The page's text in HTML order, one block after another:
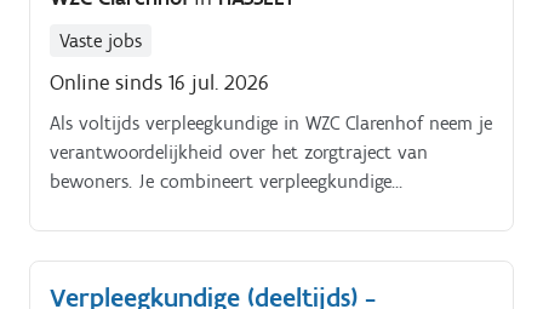
rapporteren van veranderingen in gezondheid en
welzijn;ondersteunen en begeleiden van zorgkundigen
in de dagelijkse zorg;je onderhoudt contact met
bewoners, familie en artsen;administratieve taken
opnemen die de zorgkwaliteit ondersteunen.
Vaste jobs
Online sinds 16 jul. 2026
Als voltijds verpleegkundige in WZC Clarenhof neem je
verantwoordelijkheid over het zorgtraject van
bewoners. Je combineert verpleegkundige
collega’s die elkaar ondersteunen in het dagelijkse
zorgproces. Je dagelijkse bezigheden zijn uitvoeren
van verpleegkundige handelingen volgens de geldende
Verpleegkundige (deeltijds) -